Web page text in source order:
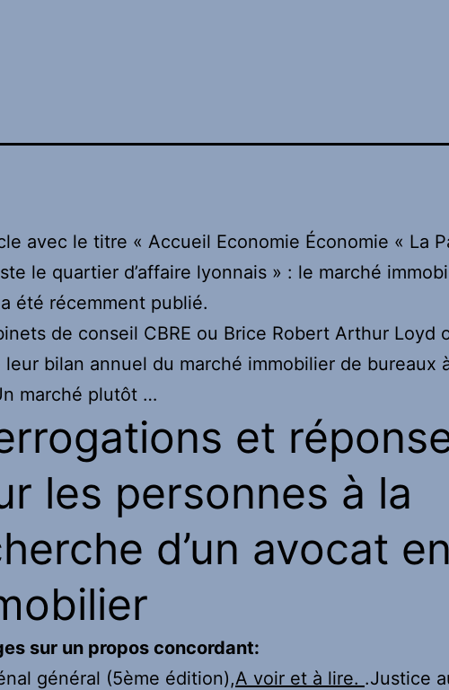
avec le titre « Accueil Economie Économie « La
le quartier d’affaire lyonnais » : le marché
été récemment publié.
de conseil CBRE ou Brice Robert Arthur Loyd
leur bilan annuel du marché immobilier de bureaux
marché plutôt …
et
les personnes à la
d’un avocat en
sur un propos concordant:
général (5ème édition),A voir et à lire. .Justice